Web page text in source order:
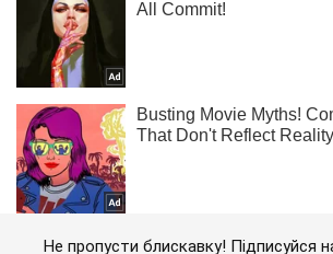
Не пропусти блискавку! Підписуйся